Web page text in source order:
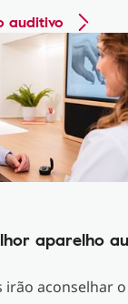
auditivo
aparelho
irão aconselhar